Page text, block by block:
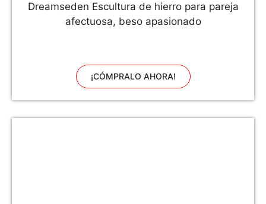
Dreamseden Escultura de hierro para pareja
afectuosa, beso apasionado
¡CÓMPRALO AHORA!